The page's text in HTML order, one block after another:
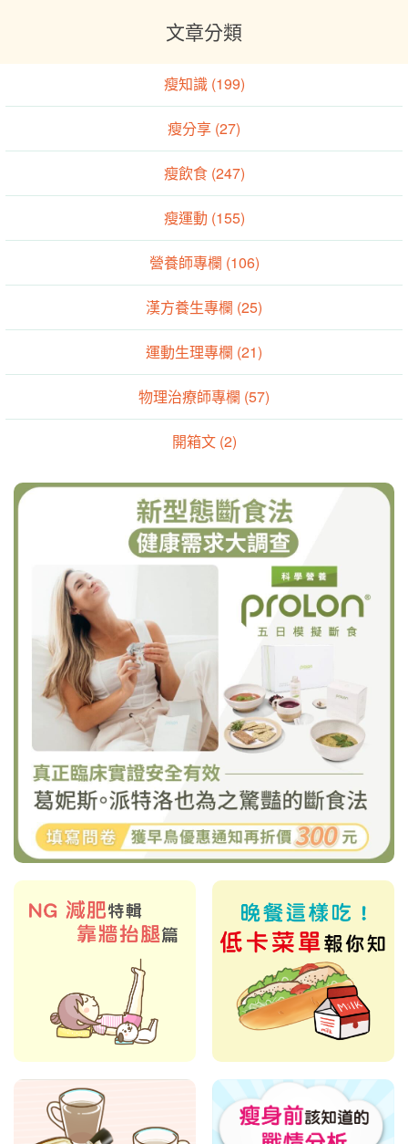
文章分類
瘦知識 (199)
瘦分享 (27)
瘦飲食 (247)
瘦運動 (155)
營養師專欄 (106)
漢方養生專欄 (25)
運動生理專欄 (21)
物理治療師專欄 (57)
開箱文 (2)